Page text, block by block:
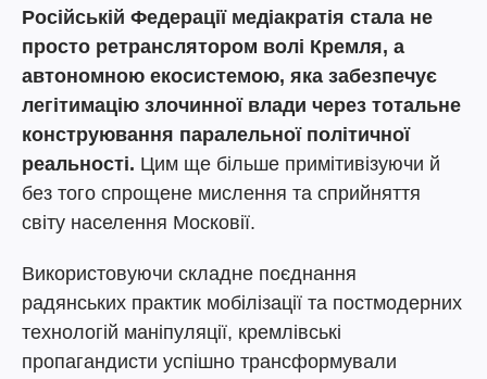
Російській Федерації медіакратія стала не
просто ретранслятором волі Кремля, а
автономною екосистемою, яка забезпечує
легітимацію злочинної влади через тотальне
конструювання паралельної політичної
реальності. Цим ще більше примітивізуючи й
без того спрощене мислення та сприйняття
світу населення Московії.
Використовуючи складне поєднання
радянських практик мобілізації та постмодерних
технологій маніпуляції, кремлівські
пропагандисти успішно трансформували